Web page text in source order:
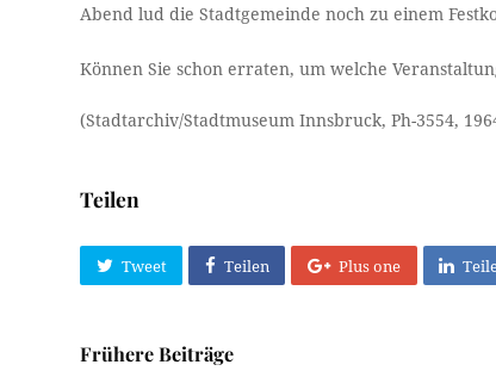
Abend lud die Stadtgemeinde noch zu einem
Können Sie schon erraten, um welche
(Stadtarchiv/Stadtmuseum Innsbruck, Ph-3554,
Teilen
Tweet Teilen Plus one
Frühere Beiträge